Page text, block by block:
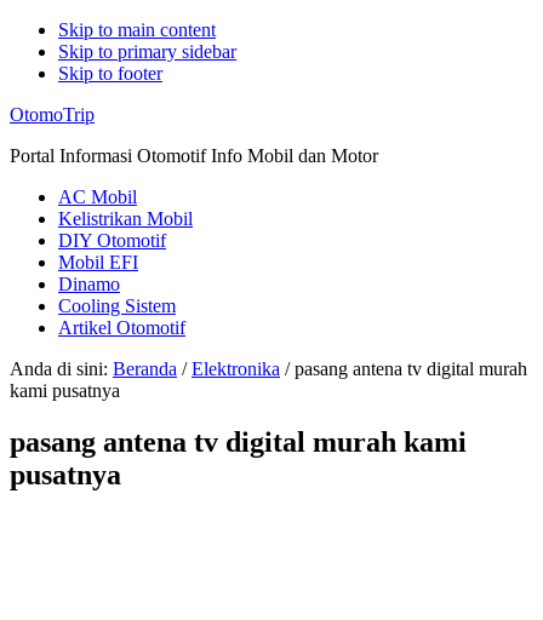
Skip to main content
Skip to primary sidebar
Skip to footer
Additional
menu
OtomoTrip
Portal Informasi Otomotif Info Mobil dan Motor
AC Mobil
Kelistrikan Mobil
DIY Otomotif
Mobil EFI
Dinamo
Cooling Sistem
Artikel Otomotif
Anda di sini: Beranda / Elektronika /pasang antena tv digital murah
kami pusatnya
pasang antena tv digital murah kami
pusatnya